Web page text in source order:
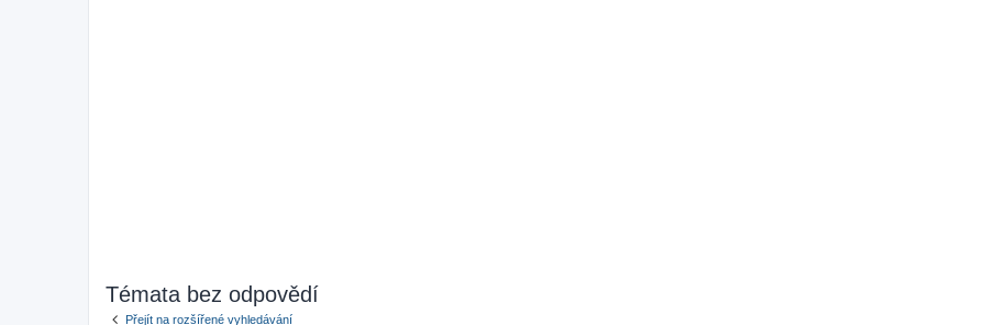
Témata bez odpovědí
Přejít na rozšířené vyhledávání